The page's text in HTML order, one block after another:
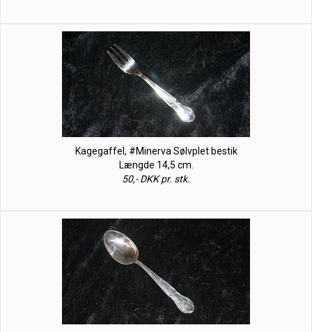
Kagegaffel, #Minerva Sølvplet bestik
Længde 14,5 cm.
50,- DKK pr. stk.